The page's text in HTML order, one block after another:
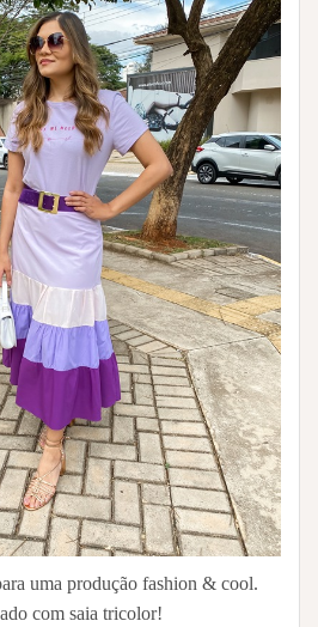
uma produção fashion & cool.
com saia tricolor!